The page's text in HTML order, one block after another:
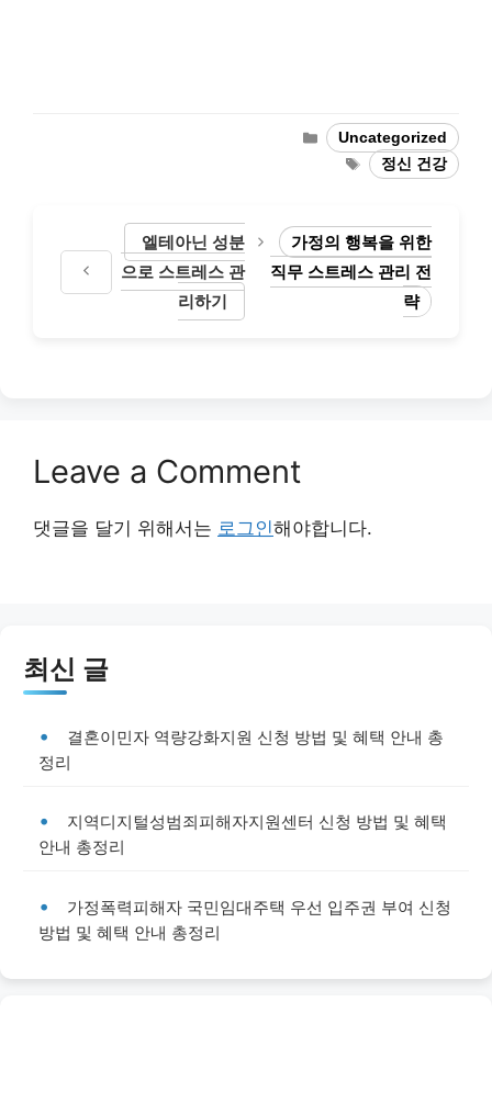
Categories
Uncategorized
Tags정신 건강
엘테아닌 성분
으로 스트레스 관
리하기
가정의 행복을 위한
직무 스트레스 관리 전
략
Leave a Comment
댓글을 달기 위해서는 로그인해야합니다.
최신 글
결혼이민자 역량강화지원 신청 방법 및 혜택 안내 총
정리
지역디지털성범죄피해자지원센터 신청 방법 및 혜택
안내 총정리
가정폭력피해자 국민임대주택 우선 입주권 부여 신청
방법 및 혜택 안내 총정리